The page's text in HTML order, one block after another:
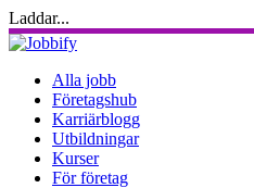
Laddar...
Alla jobb
Företagshub
Karriärblogg
Utbildningar
Kurser
För företag